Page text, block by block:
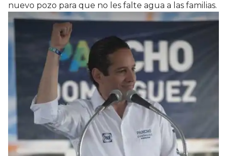
nuevo pozo para que no les falte agua a las familias.